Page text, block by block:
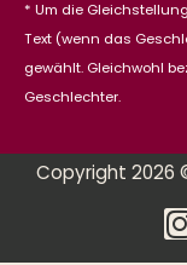
* Um die
Text (wenn das
gewählt. Gleichwohl
Geschlechter.
Copyright 2026